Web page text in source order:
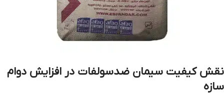
نقش کیفیت سیمان ضدسولفات در افزایش دوام
سازه